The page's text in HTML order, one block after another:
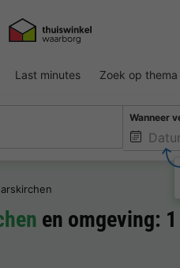
Last minutes Zoek op thema
Wanneer
en omgeving: